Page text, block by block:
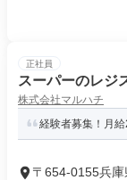
正社員
スーパーのレ
株式会社マルハチ
経験者募集！月
〒654-0155兵